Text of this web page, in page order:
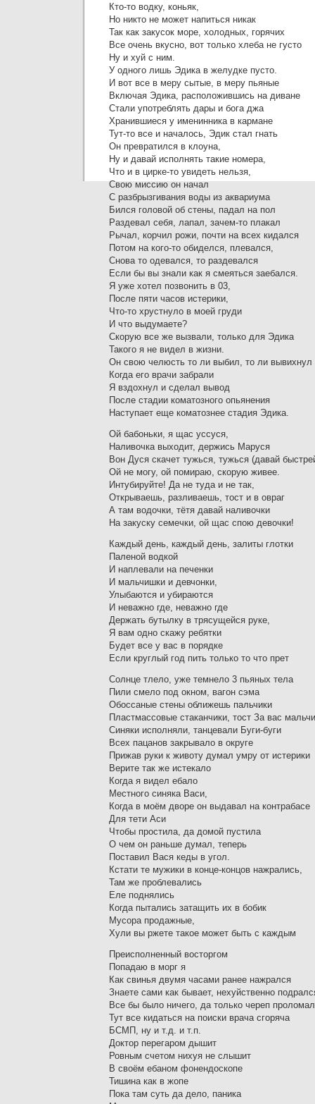
Кто-то водку, коньяк,
Но никто не может напиться никак
Так как закусок море, холодных, горячих
Все очень вкусно, вот только хлеба не густо
Ну и хуй с ним.
У одного лишь Эдика в желудке пусто.
И вот все в меру сытые, в меру пьяные
Включая Эдика, расположившись на диване
Стали употреблять дары и бога джа
Хранившиеся у именинника в кармане
Тут-то все и началось, Эдик стал гнать
Он превратился в клоуна,
Ну и давай исполнять такие номера,
Что и в цирке-то увидеть нельзя,
Свою миссию он начал
С разбрызгивания воды из аквариума
Бился головой об стены, падал на пол
Раздевал себя, лапал, зачем-то плакал
Рычал, корчил рожи, почти на всех кидался
Потом на кого-то обиделся, плевался,
Снова то одевался, то раздевался
Если бы вы знали как я смеяться заебался.
Я уже хотел позвонить в 03,
После пяти часов истерики,
Что-то хрустнуло в моей груди
И что выдумаете?
Скорую все же вызвали, только для Эдика
Такого я не видел в жизни.
Он свою челюсть то ли выбил, то ли вывихнул
Когда его врачи забрали
Я вздохнул и сделал вывод
После стадии коматозного опьянения
Наступает еще коматознее стадия Эдика.
Ой бабоньки, я щас уссуся,
Наливочка выходит, держись Маруся
Вон Дуся скачет тужься, тужься (давай
Ой не могу, ой помираю, скорую живее.
Интубируйте! Да не туда и не так,
Открываешь, разливаешь, тост и в овраг
А там водочки, тётя давай наливочки
На закуску семечки, ой щас спою девочки!
Каждый день, каждый день, залиты глотки
Паленой водкой
И наплевали на печенки
И мальчишки и девчонки,
Улыбаются и убираются
И неважно где, неважно где
Держать бутылку в трясущейся руке,
Я вам одно скажу ребятки
Будет все у вас в порядке
Если круглый год пить только то что прет
Солнце тлело, уже темнело 3 пьяных тела
Пили смело под окном, вагон сэма
Обоссаные стены оближешь пальчики
Пластмассовые стаканчики, тост За вас
Синяки исполняли, танцевали Буги-буги
Всех пацанов закрывало в округе
Прижав руки к животу думал умру от истерики
Верите так же истекало
Когда я видел ебало
Местного синяка Васи,
Когда в моём дворе он выдавал на контрабасе
Для тети Аси
Чтобы простила, да домой пустила
О чем он раньше думал, теперь
Поставил Вася кеды в угол.
Кстати те мужики в конце-концов нажрались,
Там же проблевались
Еле поднялись
Когда пытались затащить их в бобик
Мусора продажные,
Хули вы ржете такое может быть с каждым
Преисполненный восторгом
Попадаю в морг я
Как свинья двумя часами ранее нажрался
Знаете сами как бывает, нехуйственно
Все бы было ничего, да только череп
Тут все кидаться на поиски врача сгоряча
БСМП, ну и т.д. и т.п.
Доктор перегаром дышит
Ровным счетом нихуя не слышит
В своём ебаном фонендоскопе
Тишина как в жопе
Пока там суть да дело, паника